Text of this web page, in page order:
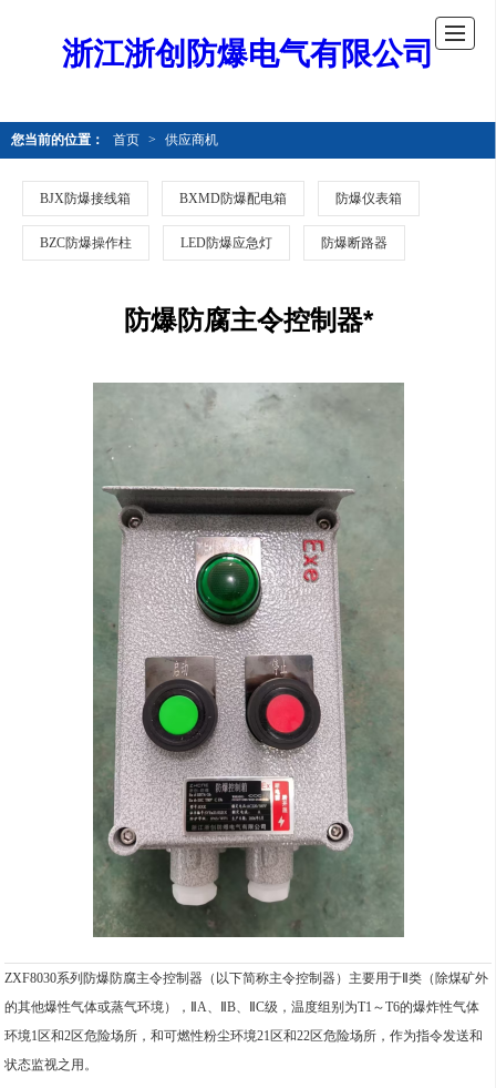
浙江浙创防爆电气有限公司
您当前的位置： 首页 > 供应商机
BJX防爆接线箱 BXMD防爆配电箱 防爆仪表箱
BZC防爆操作柱 LED防爆应急灯 防爆断路器
防爆防腐主令控制器*
ZXF8030系列防爆防腐主令控制器（以下简称主令控制器）主要用于Ⅱ类（除煤矿外
的其他爆性气体或蒸气环境），ⅡA、ⅡB、ⅡC级，温度组别为T1～T6的爆炸性气体
环境1区和2区危险场所，和可燃性粉尘环境21区和22区危险场所，作为指令发送和
状态监视之用。